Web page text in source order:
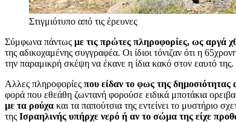
Στιγμιότυπο από τις έρευνες
Σύμφωνα πάντως με τις πρώτες πληροφορίες, ως αργά
της αδικοχαμένης συγγραφέα. Οι ίδιοι τόνιζαν ότι η
την παραμικρή σκέψη να έκανε η ίδια κακό στον εαυτό της.
Αλλες πληροφορίες που είδαν το φως της δημοσιότητας
φορά που εθεάθη ζωντανή φορούσε ειδικά μποτάκια
με τα ρούχα και τα παπούτσια της εντείνει το μυστήριο
της Ισραηλινής υπήρχε νερό ή αν το σώμα της είχε